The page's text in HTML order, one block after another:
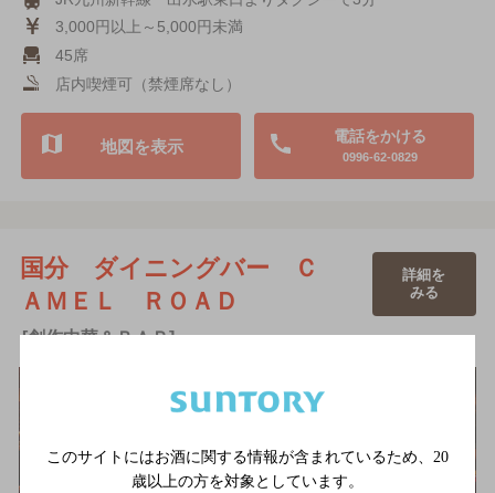
3,000円以上～5,000円未満
45席
店内喫煙可（禁煙席なし）
電話をかける
0996-62-0829
地図を表示
国分 ダイニングバー Ｃ
ＡＭＥＬ ＲＯＡＤ
[創作中華＆ＢＡＲ]
詳細を
みる
このサイトにはお酒に関する情報が含まれているため、 20
歳以上の方を対象としています。